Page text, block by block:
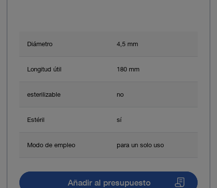
Diámetro 4,5 mm
Longitud útil 180 mm
esterilizable no
Estéril sí
Modo de empleo para un solo uso
Añadir al presupuesto